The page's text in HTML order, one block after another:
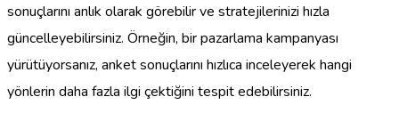
sonuçlarını anlık olarak görebilir ve stratejilerinizi hızla
güncelleyebilirsiniz. Örneğin, bir pazarlama kampanyası
yürütüyorsanız, anket sonuçlarını hızlıca inceleyerek hangi
yönlerin daha fazla ilgi çektiğini tespit edebilirsiniz.